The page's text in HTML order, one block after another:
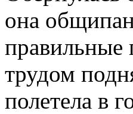
она
правильные
трудом
полетела в